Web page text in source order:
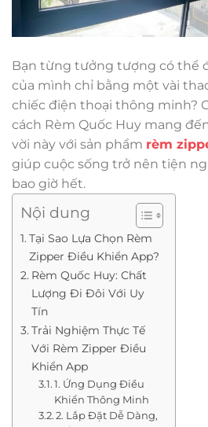
Bạn từng tưởng tượng có thể
của mình chỉ bằng một vài
chiếc điện thoại thông minh?
cách Rèm Quốc Huy mang
vời này với sản phẩm rèm
giúp cuộc sống trở nên tiện
bao giờ hết.
Nội dung
Tại Sao Lựa Chọn Rèm
Zipper Điều Khiển App?
Rèm Quốc Huy: Chất
Lượng Đi Đôi Với Uy
Tín
Trải Nghiệm Thực Tế
Với Rèm Zipper Điều
Khiển App
1. Ứng Dụng Điều
Khiển Thông Minh
2. Lắp Đặt Dễ Dàng,